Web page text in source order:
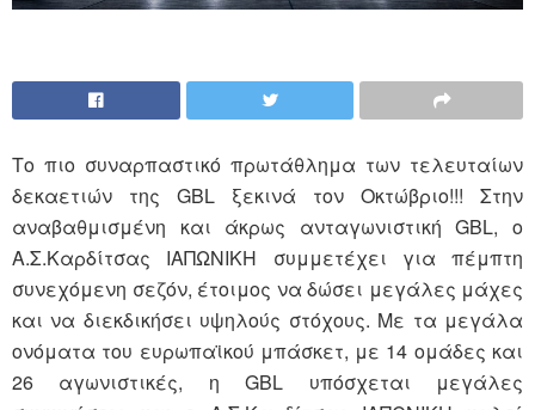
Το πιο συναρπαστικό πρωτάθλημα των τελευταίων
δεκαετιών της GBL ξεκινά τον Οκτώβριο!!! Στην
αναβαθμισμένη και άκρως ανταγωνιστική GBL, ο
Α.Σ.Καρδίτσας ΙΑΠΩΝΙΚΗ συμμετέχει για πέμπτη
συνεχόμενη σεζόν, έτοιμος να δώσει μεγάλες μάχες
και να διεκδικήσει υψηλούς στόχους. Με τα μεγάλα
ονόματα του ευρωπαϊκού μπάσκετ, με 14 ομάδες και
26 αγωνιστικές, η GBL υπόσχεται μεγάλες